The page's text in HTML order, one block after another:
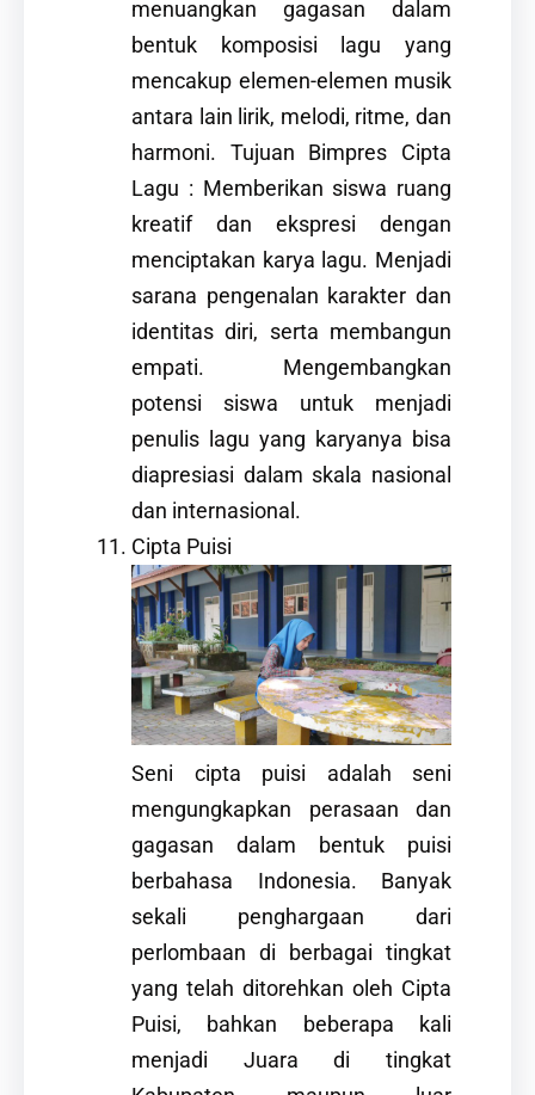
menuangkan gagasan dalam
bentuk komposisi lagu yang
mencakup elemen-elemen musik
antara lain lirik, melodi, ritme, dan
harmoni. Tujuan Bimpres Cipta
Lagu : Memberikan siswa ruang
kreatif dan ekspresi dengan
menciptakan karya lagu. Menjadi
sarana pengenalan karakter dan
identitas diri, serta membangun
empati. Mengembangkan
potensi siswa untuk menjadi
penulis lagu yang karyanya bisa
diapresiasi dalam skala nasional
dan internasional.
Cipta Puisi
Seni cipta puisi adalah seni
mengungkapkan perasaan dan
gagasan dalam bentuk puisi
berbahasa Indonesia. Banyak
sekali penghargaan dari
perlombaan di berbagai tingkat
yang telah ditorehkan oleh Cipta
Puisi, bahkan beberapa kali
menjadi Juara di tingkat